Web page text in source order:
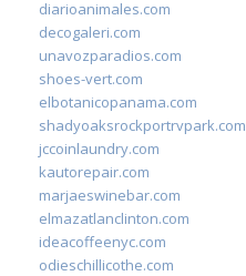
diarioanimales.com
decogaleri.com
unavozparadios.com
shoes-vert.com
elbotanicopanama.com
shadyoaksrockportrvpark.com
jccoinlaundry.com
kautorepair.com
marjaeswinebar.com
elmazatlanclinton.com
ideacoffeenyc.com
odieschillicothe.com